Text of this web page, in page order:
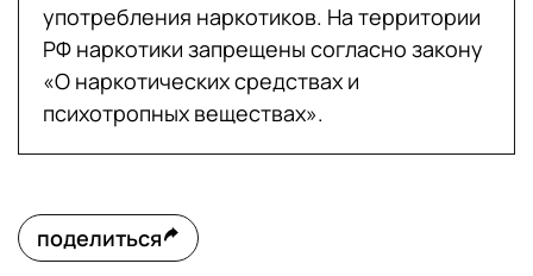
употребления наркотиков. На территории
РФ наркотики запрещены согласно закону
«О наркотических средствах и
психотропных веществах».
поделиться